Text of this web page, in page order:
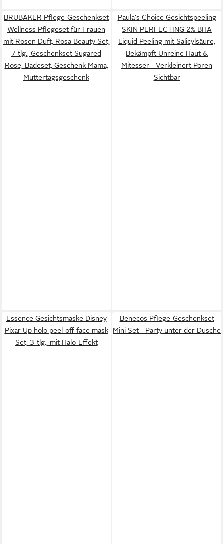
BRUBAKER Pflege-Geschenkset
Wellness Pflegeset für Frauen
mit Rosen Duft, Rosa Beauty Set,
7-tlg., Geschenkset Sugared
Rose, Badeset, Geschenk Mama,
Muttertagsgeschenk
Paula's Choice Gesichtspeeling
SKIN PERFECTING 2% BHA
Liquid Peeling mit Salicylsäure,
Bekämpft Unreine Haut &
Mitesser - Verkleinert Poren
Sichtbar
Essence Gesichtsmaske Disney
Pixar Up holo peel-off face mask
Set, 3-tlg., mit Halo-Effekt
Benecos Pflege-Geschenkset
Mini Set - Party unter der Dusche